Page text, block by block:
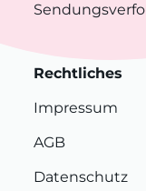
Rechtliches
Impressum
AGB
Datenschutz